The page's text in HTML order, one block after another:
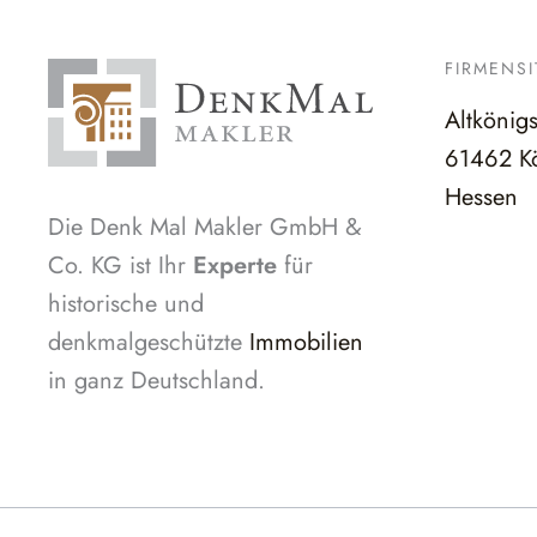
Die Denk Mal Makler GmbH &
Co. KG ist Ihr Experte für
historische und
denkmalgeschützte Immobilien
in ganz Deutschland.
61462
Hessen